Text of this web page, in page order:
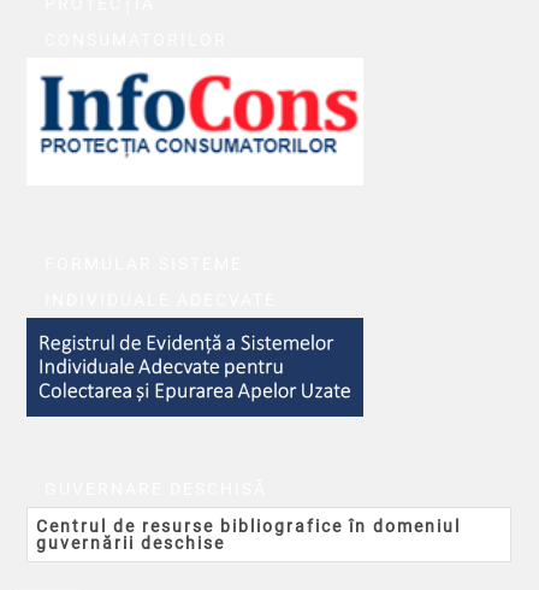
Centrul de resurse bibliografice în domeniul
guvernării deschise